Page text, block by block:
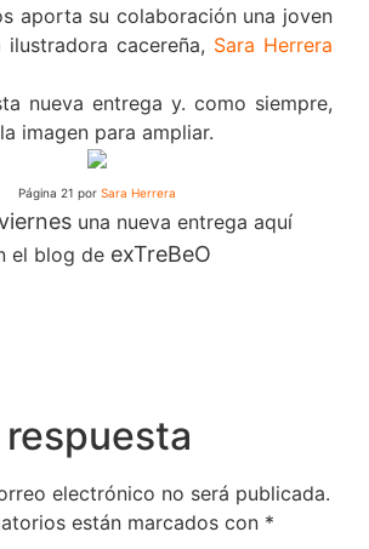
aporta su colaboración una joven
cacereña, Sara Herrera
nueva entrega y. como siempre,
imagen para ampliar.
Página 21 por Sara Herrera
una nueva entrega aquí
el blog de exTreBeO
electrónico no será publicada.
están marcados con *